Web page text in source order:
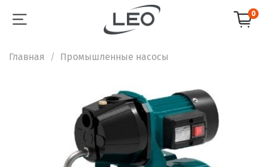
0
Главная Промышленные насосы